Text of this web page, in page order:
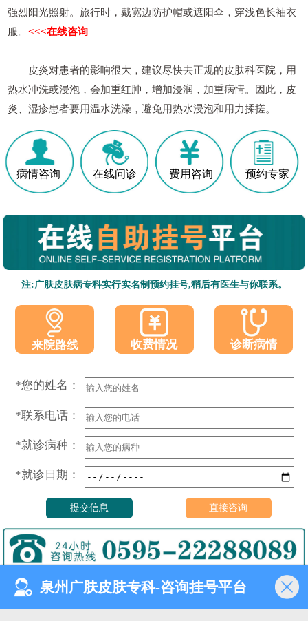
强烈阳光照射。旅行时，戴宽边防护帽或遮阳伞，穿浅色长袖衣
服。<<<在线咨询
皮炎对患者的影响很大，建议尽快去正规的皮肤科医院，用
热水冲洗或浸泡，会加重红肿，增加浸润，加重病情。因此，皮
炎、湿疹患者要用温水洗澡，避免用热水浸泡和用力揉搓。
病情咨询 在线问诊 费用咨询 预约专家
注:广肤皮肤病专科实行实名制预约挂号,稍后有医生与你联系。
来院路线 收费情况 诊断病情
*您的姓名：
*联系电话：
*就诊病种：
*就诊日期：
门诊时间（无假日医院）
8:00—18:00
泉州广肤皮肤专科-咨询挂号平台